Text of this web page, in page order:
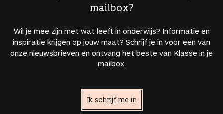
mailbox?
Wil je mee zijn met wat leeft in onderwijs? Informatie en
inspiratie krijgen op jouw maat? Schrijf je in voor een van
onze nieuwsbrieven en ontvang het beste van Klasse in je
mailbox.
Ik schrijf me in